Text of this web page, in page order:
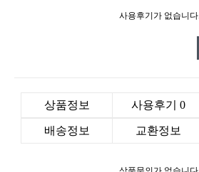
사용후기가 없습니다.
상품정보 사용후기 0
배송정보 교환정보